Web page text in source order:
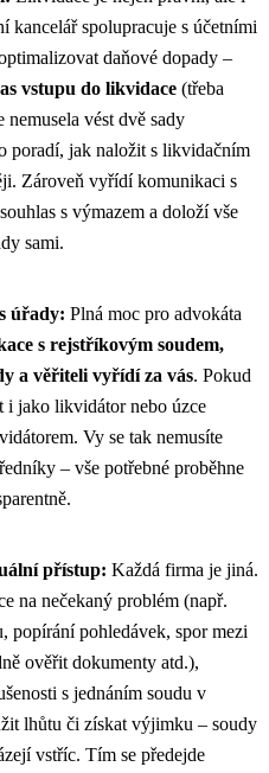
kancelář spolupracuje s účetními
daňové dopady –
vstupu do likvidace (třeba
nemusela vést dvě sady
poradí, jak naložit s likvidačním
Zároveň vyřídí komunikaci s
s výmazem a doloží vše
sami.
úřady: Plná moc pro advokáta
s rejstříkovým soudem,
a věřiteli vyřídí za vás. Pokud
i jako likvidátor nebo úzce
Vy se tak nemusíte
– vše potřebné proběhne
přístup: Každá firma je jiná.
na nečekaný problém (např.
popírání pohledávek, spor mezi
ověřit dokumenty atd.),
s jednáním soudu v
lhůtu či získat výjimku – soudy
vstříc. Tím se předejde